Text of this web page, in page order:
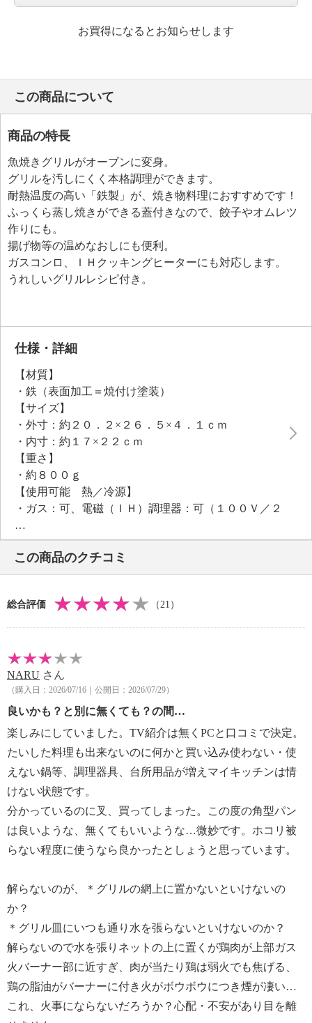
お買得になるとお知らせします
この商品について
商品の特長
魚焼きグリルがオーブンに変身。
グリルを汚しにくく本格調理ができます。
耐熱温度の高い「鉄製」が、焼き物料理におすすめです！
ふっくら蒸し焼きができる蓋付きなので、餃子やオムレツ
作りにも。
揚げ物等の温めなおしにも便利。
ガスコンロ、ＩＨクッキングヒーターにも対応します。
うれしいグリルレシピ付き。
仕様・詳細
【材質】
・鉄（表面加工＝焼付け塗装）
【サイズ】
・外寸：約２０．２×２６．５×４．１ｃｍ
・内寸：約１７×２２ｃｍ
【重さ】
・約８００ｇ
【使用可能 熱／冷源】
・ガス：可、電磁（ＩＨ）調理器：可（１００Ｖ／２
００Ｖ）、電熱調理器：可、ハロゲン調理器：可、
電子レンジ：不可、オーブン：可、冷蔵：不可、冷
凍：不可
・エンクロヒーター：可・ラジエントヒーター：可・
【商品仕様詳細】
＜対応グリル内寸法＞
・グリル入口幅２１ｃｍ以上
・奥行き２７ｃｍ以上
【メンテナンス】
・食器洗い機：不可、食器乾燥機：不可
【同梱書類】
・レシピ兼取扱説明書
【保証（有無）、保証期間】
・なし
【原産国（地）】
・中国製
この商品のクチコミ
総合評価 （21）
NARU さん
（購入日：2026/07/16｜公開日：2026/07/29）
良いかも？と別に無くても？の間…
楽しみにしていました。TV紹介は無くPCと口コミで決定。
たいした料理も出来ないのに何かと買い込み使わない・使
えない鍋等、調理器具、台所用品が増えマイキッチンは情
けない状態です。
分かっているのに叉、買ってしまった。この度の角型パン
は良いような、無くてもいいような…微妙です。ホコリ被
らない程度に使うなら良かったとしょうと思っています。
解らないのが、＊グリルの網上に置かないといけないの
か？
＊グリル皿にいつも通り水を張らないといけないのか？
解らないので水を張りネットの上に置くが鶏肉が上部ガス
火バーナー部に近すぎ、肉が当たり鶏は弱火でも焦げる、
鶏の脂油がバーナーに付き火がボウボウにつき煙が凄い…
これ、火事にならないだろうか？心配・不安があり目を離